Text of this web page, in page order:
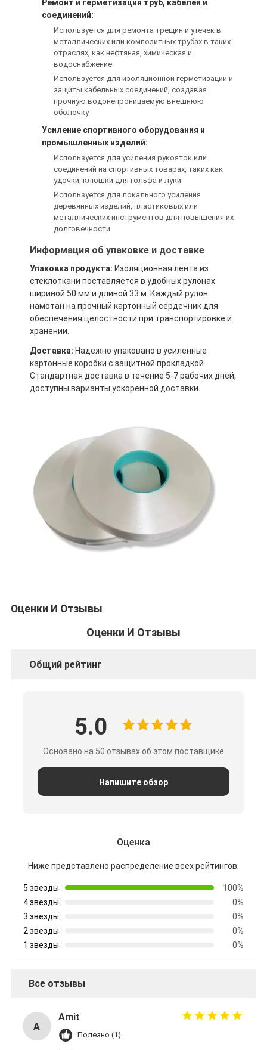
Лента стеклянной ткани алюминиевой фольги
Фольга смотрела на бумагу Kraft
Ткань стеклоткани алюминиевой фольги
Лента Scrim фольги
Клейкая лента для герметизации трубопроводов
Двойная, который встали на сторону клейкая лента
Клейкая лента ЛЮБИМЦА
Отливка вклада точности
Электрическая изоляционная панель
Ремонт и герметизация труб, кабелей и
соединений:
Используется для ремонта трещин и утечек в
металлических или композитных трубах в таких
отраслях, как нефтяная, химическая и
водоснабжение
Используется для изоляционной герметизации и
защиты кабельных соединений, создавая
прочную водонепроницаемую внешнюю
оболочку
Усиление спортивного оборудования и
промышленных изделий:
Используется для усиления рукояток или
соединений на спортивных товарах, таких как
удочки, клюшки для гольфа и луки
Используется для локального усиления
деревянных изделий, пластиковых или
металлических инструментов для повышения их
долговечности
Информация об упаковке и доставке
Упаковка продукта: Изоляционная лента из
стеклоткани поставляется в удобных рулонах
шириной 50 мм и длиной 33 м. Каждый рулон
намотан на прочный картонный сердечник для
обеспечения целостности при транспортировке и
хранении.
Доставка: Надежно упаковано в усиленные
картонные коробки с защитной прокладкой.
Стандартная доставка в течение 5-7 рабочих дней,
доступны варианты ускоренной доставки.
Оценки И Отзывы
Оценки И Отзывы
Общий рейтинг
5.0
Основано на 50 отзывах об этом поставщике
Напишите обзор
Оценка
Ниже представлено распределение всех рейтингов:
5 звезды
100%
4 звезды
0%
3 звезды
0%
2 звезды
0%
1 звезды
0%
Все отзывы
A
Amit
Полезно (1)